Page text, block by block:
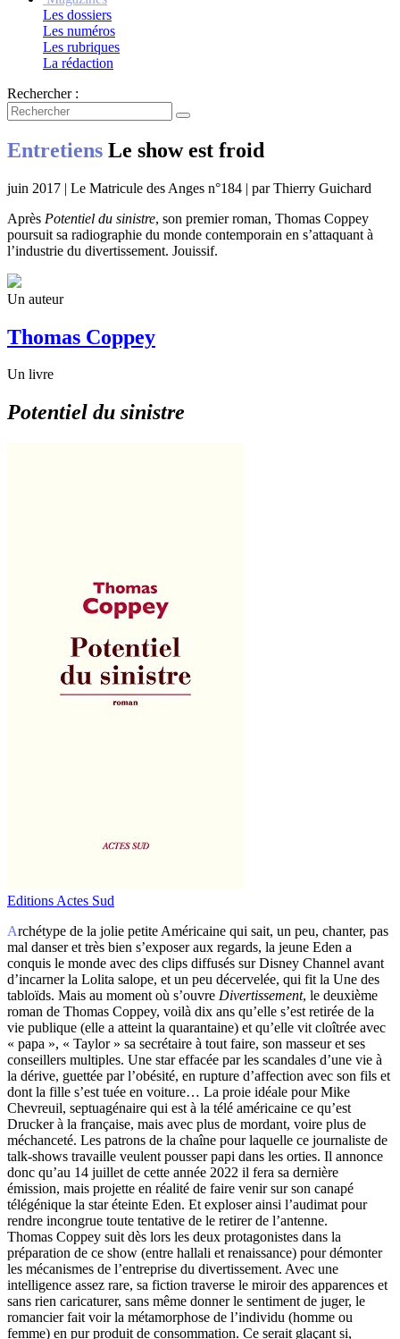
Les dossiers
Les numéros
Les rubriques
La rédaction
Rechercher :
Entretiens Le show est froid
juin 2017 | Le Matricule des Anges n°184 | par Thierry Guichard
Après Potentiel du sinistre, son premier roman, Thomas Coppey
poursuit sa radiographie du monde contemporain en s’attaquant à
l’industrie du divertissement. Jouissif.
Un auteur
Thomas Coppey
Un livre
Potentiel du sinistre
Editions Actes Sud
Archétype de la jolie petite Américaine qui sait, un peu, chanter, pas
mal danser et très bien s’exposer aux regards, la jeune Eden a
conquis le monde avec des clips diffusés sur Disney Channel avant
d’incarner la Lolita salope, et un peu décervelée, qui fit la Une des
tabloïds. Mais au moment où s’ouvre Divertissement, le deuxième
roman de Thomas Coppey, voilà dix ans qu’elle s’est retirée de la
vie publique (elle a atteint la quarantaine) et qu’elle vit cloîtrée avec
« papa », « Taylor » sa secrétaire à tout faire, son masseur et ses
conseillers multiples. Une star effacée par les scandales d’une vie à
la dérive, guettée par l’obésité, en rupture d’affection avec son fils et
dont la fille s’est tuée en voiture… La proie idéale pour Mike
Chevreuil, septuagénaire qui est à la télé américaine ce qu’est
Drucker à la française, mais avec plus de mordant, voire plus de
méchanceté. Les patrons de la chaîne pour laquelle ce journaliste de
talk-shows travaille veulent pousser papi dans les orties. Il annonce
donc qu’au 14 juillet de cette année 2022 il fera sa dernière
émission, mais projette en réalité de faire venir sur son canapé
télégénique la star éteinte Eden. Et exploser ainsi l’audimat pour
rendre incongrue toute tentative de le retirer de l’antenne.
Thomas Coppey suit dès lors les deux protagonistes dans la
préparation de ce show (entre hallali et renaissance) pour démonter
les mécanismes de l’entreprise du divertissement. Avec une
intelligence assez rare, sa fiction traverse le miroir des apparences et
sans rien caricaturer, sans même donner le sentiment de juger, le
romancier fait voir la métamorphose de l’individu (homme ou
femme) en pur produit de consommation. Ce serait glaçant si,